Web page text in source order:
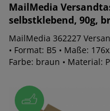
MailMedia
selbstklebend, 90g,
MailMedia 362227
• Format: B5 • Maße:
Farbe: braun • Material: